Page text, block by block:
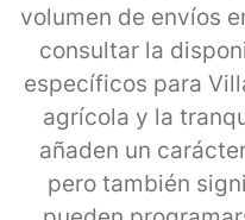
volumen de envíos
consultar la
específicos para
agrícola y la
añaden un
pero también